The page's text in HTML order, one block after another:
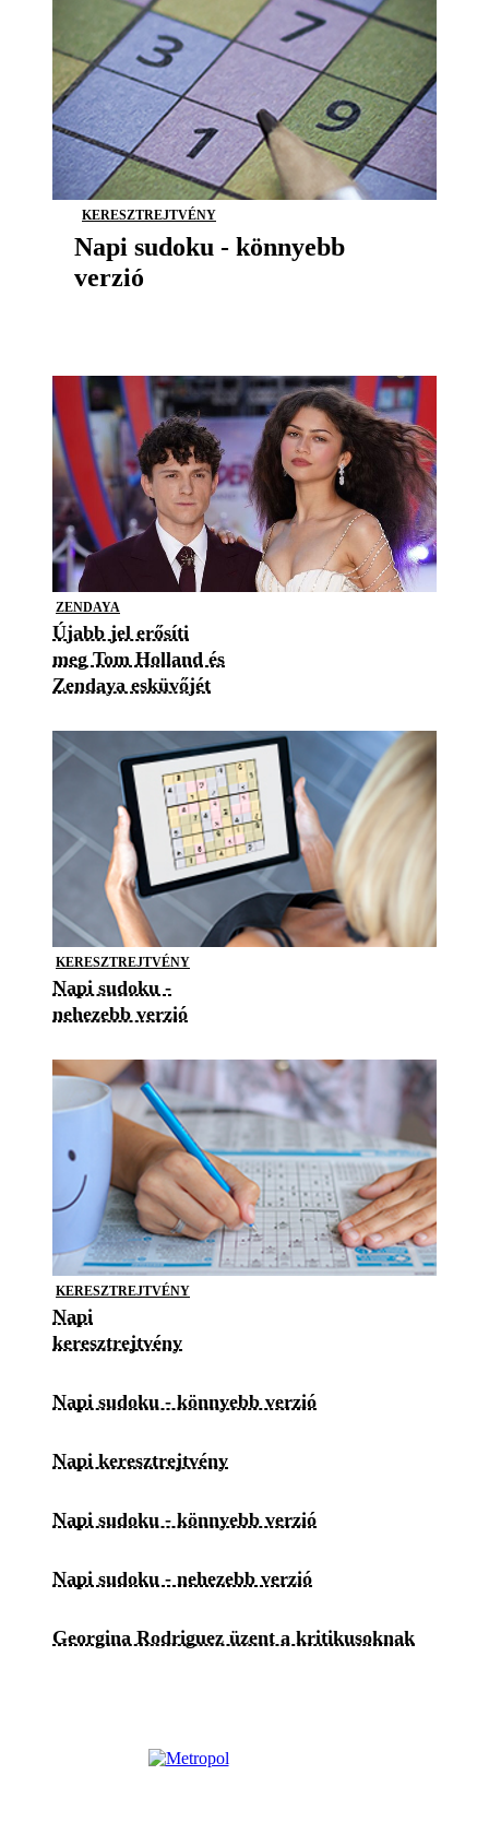
KERESZTREJTVÉNY
Napi sudoku - könnyebb
verzió
ZENDAYA
Újabb jel erősíti
meg Tom Holland és
Zendaya esküvőjét
KERESZTREJTVÉNY
Napi sudoku -
nehezebb verzió
KERESZTREJTVÉNY
Napi
keresztrejtvény
Napi sudoku - könnyebb verzió
Napi keresztrejtvény
Napi sudoku - könnyebb verzió
Napi sudoku - nehezebb verzió
Georgina Rodriguez üzent a kritikusoknak